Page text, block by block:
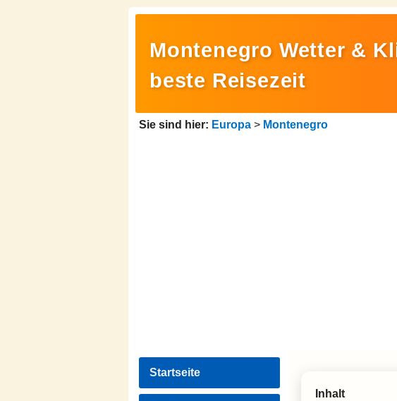
Montenegro Wetter &
beste Reisezeit
Sie sind hier: Europa > Montenegro
Startseite
Inhalt